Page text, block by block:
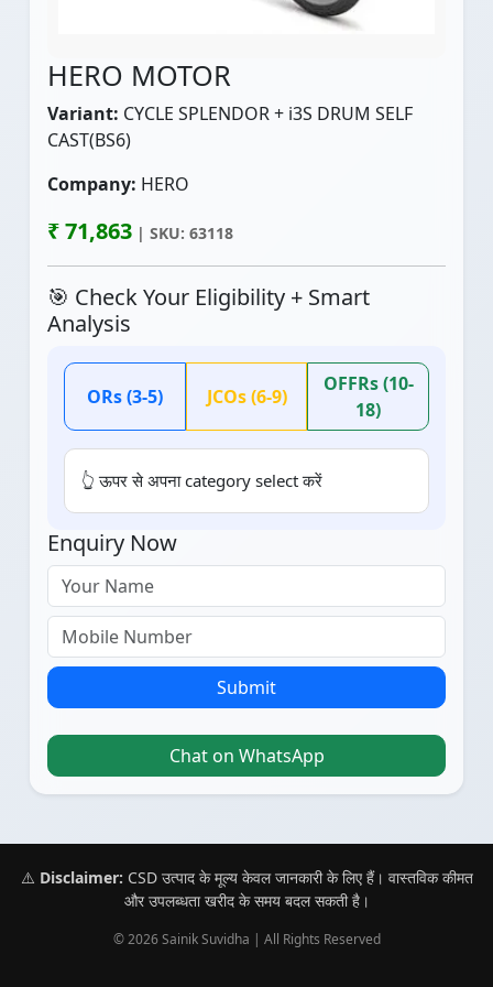
HERO MOTOR
Variant: CYCLE SPLENDOR + i3S DRUM SELF
CAST(BS6)
Company: HERO
₹ 71,863 | SKU: 63118
🎯 Check Your Eligibility + Smart
Analysis
ORs (3-5) JCOs (6-9)
OFFRs (10-
18)
👆 ऊपर से अपना category select करें
Enquiry Now
Submit
Chat on WhatsApp
⚠️ Disclaimer: CSD उत्पाद के मूल्य केवल जानकारी के लिए हैं। वास्तविक कीमत
और उपलब्धता खरीद के समय बदल सकती है।
© 2026 Sainik Suvidha | All Rights Reserved